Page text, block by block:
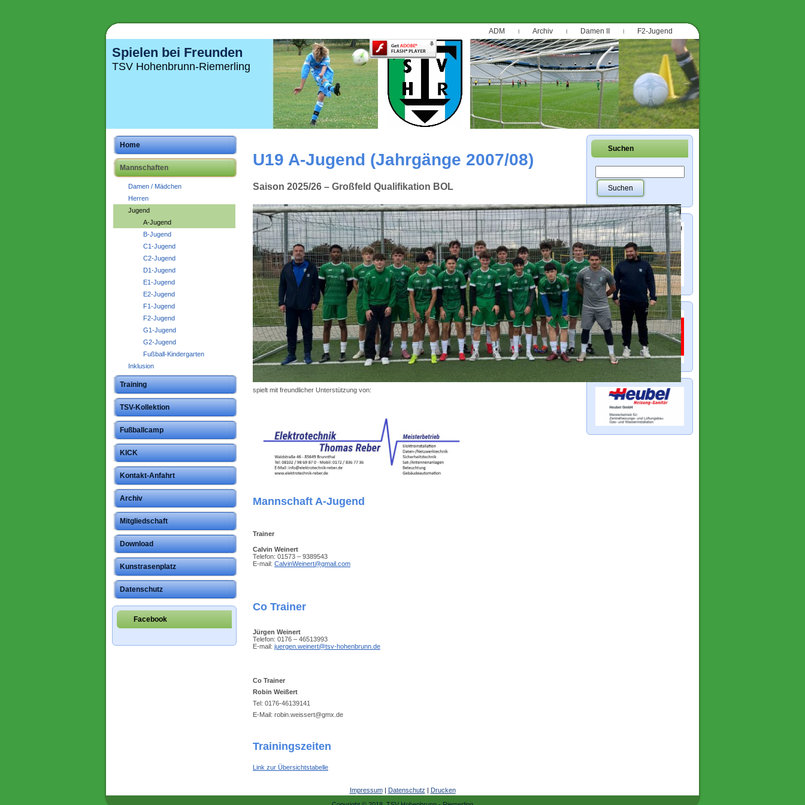
ADM Archiv Damen II F2-Jugend
Spielen bei Freunden
TSV Hohenbrunn-Riemerling
Home
Mannschaften
Damen / Mädchen
Herren
Jugend
A-Jugend
B-Jugend
C1-Jugend
C2-Jugend
D1-Jugend
E1-Jugend
E2-Jugend
F1-Jugend
F2-Jugend
G1-Jugend
G2-Jugend
Fußball-Kindergarten
Inklusion
Training
TSV-Kollektion
Fußballcamp
KICK
Kontakt-Anfahrt
Archiv
Mitgliedschaft
Download
Kunstrasenplatz
Datenschutz
Facebook
U19 A-Jugend (Jahrgänge 2007/08)
Saison 2025/26 – Großfeld Qualifikation BOL
spielt mit freundlicher Unterstützung von:
Mannschaft A-Jugend
Trainer
Calvin Weinert
Telefon: 01573 – 9389543
E-mail: CalvinWeinert@gmail.com
Co Trainer
Jürgen Weinert
Telefon: 0176 – 46513993
E-mail: juergen.weinert@tsv-hohenbrunn.de
Co Trainer
Robin Weißert
Tel: 0176-46139141
E-Mail: robin.weissert@gmx.de
Trainingszeiten
Link zur Übersichtstabelle
Suchen
Impressum| Datenschutz | Drucken